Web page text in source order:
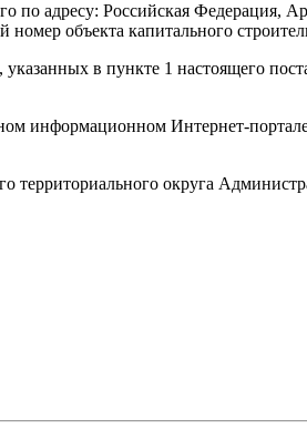
адресу: Российская Федерация,
объекта капитального
в пункте 1 настоящего
информационном Интернет-
территориального округа